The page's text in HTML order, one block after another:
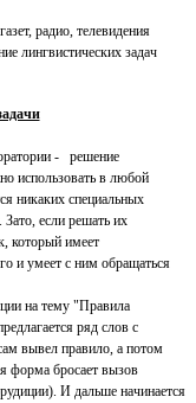
радио, телевидения
лингвистических задач
- решение
использовать в любой
никаких специальных
если решать их
который имеет
и умеет с ним обращаться
на тему "Правила
ряд слов с
вывел правило, а потом
форма бросает вызов
И дальше начинается